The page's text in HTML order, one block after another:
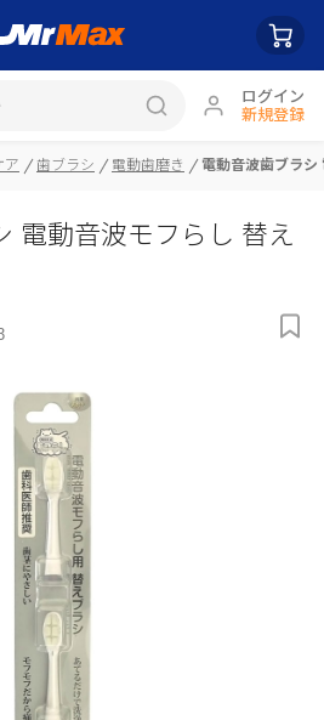
ログイン
新規登録
ア 歯ブラシ 電動歯磨き 電動音波歯ブラシ
電動音波モフらし 替え